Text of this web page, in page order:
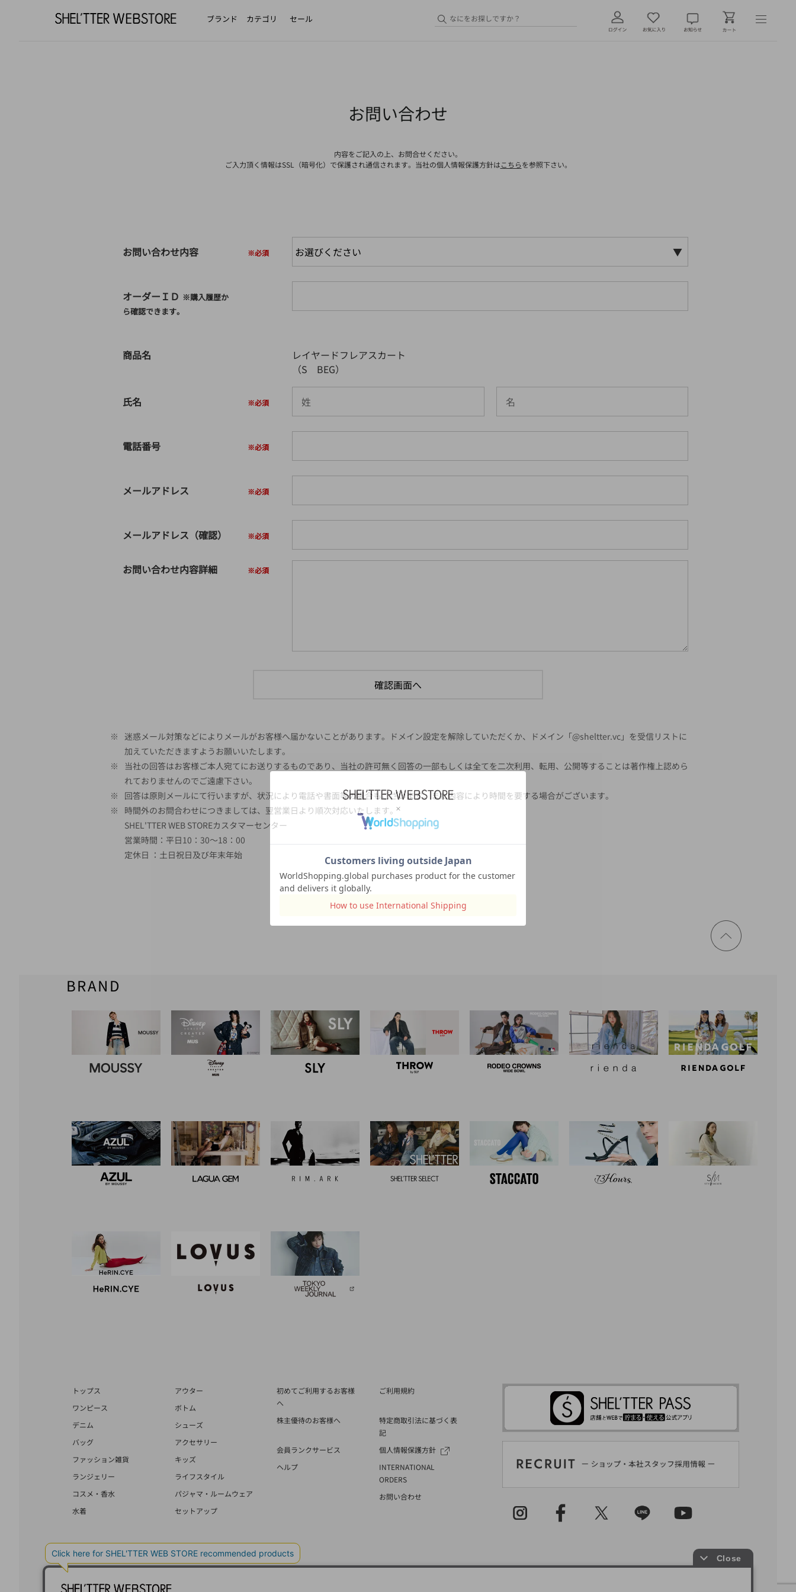
ブランド カテゴリ セール
お問い合わせ
内容をご記入の上、お問合せください。
ご入力頂く情報はSSL（暗号化）で保護され通信されます。当社の個人情報保護方針はこちらを参照下さい。
お問い合わせ内容
オーダーＩＤ ※購入履歴か
ら確認できます。
商品名
レイヤードフレアスカート
（S BEG）
氏名
電話番号
メールアドレス
メールアドレス（確認）
お問い合わせ内容詳細
※ 迷惑メール対策などによりメールがお客様へ届かないことがあります。ドメイン設定を解除していただくか、ドメイン「@sheltter.vc」を受信リストに
加えていただきますようお願いいたします。
※
当社の回答はお客様ご本人宛てにお送りするものであり、当社の許可無く回答の一部もしくは全てを二次利用、転用、公開等することは著作権上認めら
れておりませんのでご遠慮下さい。
※
回答は原則メールにて行いますが、状況により電話や書面等の場合もございます。また内容により時間を要する場合がございます。
※
時間外のお問合わせにつきましては、翌営業日より順次対応いたします。
SHEL'TTER WEB STOREカスタマーセンター
営業時間：平日10：30～18：00
定休日 ：土日祝日及び年末年始
ページ
トップ
BRAND
トップス
アウター
ワンピース
ボトム
デニム
シューズ
バッグ
アクセサリー
ファッション雑貨
キッズ
ランジェリー
ライフスタイル
コスメ・香水
パジャマ・ルームウェア
水着
セットアップ
初めてご利用するお客様
へ
ご利用規約
株主優待のお客様へ
特定商取引法に基づく表
記
会員ランクサービス
個人情報保護方針
ヘルプ
INTERNATIONAL
ORDERS
お問い合わせ